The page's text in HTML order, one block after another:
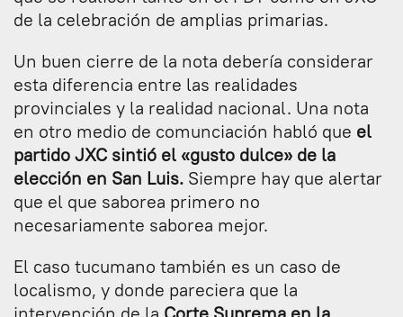
de la celebración de amplias primarias.
Un buen cierre de la nota debería considerar
esta diferencia entre las realidades
provinciales y la realidad nacional. Una nota
en otro medio de comunciación habló que el
partido JXC sintió el «gusto dulce» de la
elección en San Luis. Siempre hay que alertar
que el que saborea primero no
necesariamente saborea mejor.
El caso tucumano también es un caso de
localismo, y donde pareciera que la